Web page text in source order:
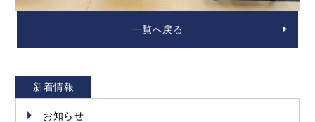
一覧へ戻る
新着情報
お知らせ